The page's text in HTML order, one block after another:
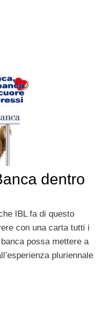
dentro
IBL fa di questo
con una carta tutti i
possa mettere a
pluriennale